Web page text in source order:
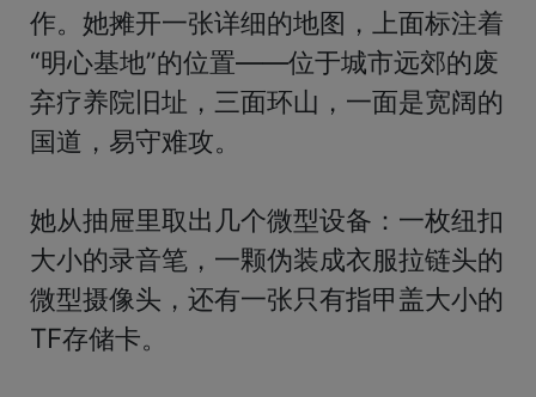
作。她摊开一张详细的地图，上面标注着
“明心基地”的位置——位于城市远郊的废
弃疗养院旧址，三面环山，一面是宽阔的
国道，易守难攻。
她从抽屉里取出几个微型设备：一枚纽扣
大小的录音笔，一颗伪装成衣服拉链头的
微型摄像头，还有一张只有指甲盖大小的
TF存储卡。